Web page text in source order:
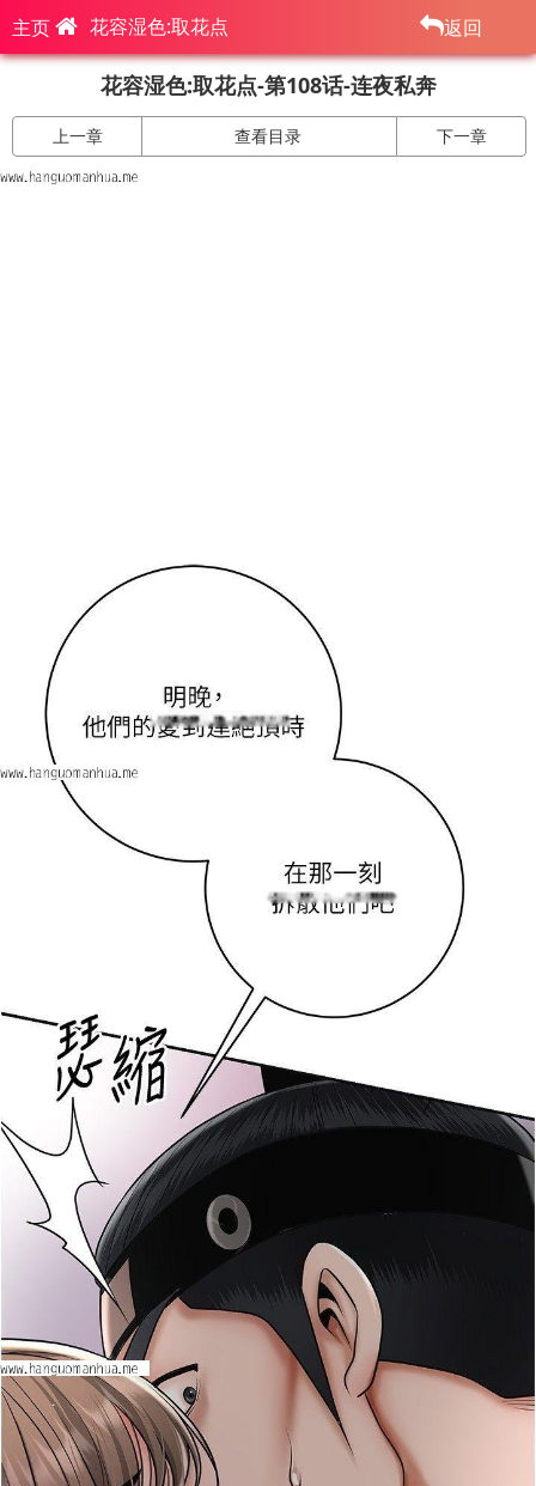
主页 花容湿色:取花点 返回
花容湿色:取花点-第108话-连夜私奔
上一章 查看目录 下一章